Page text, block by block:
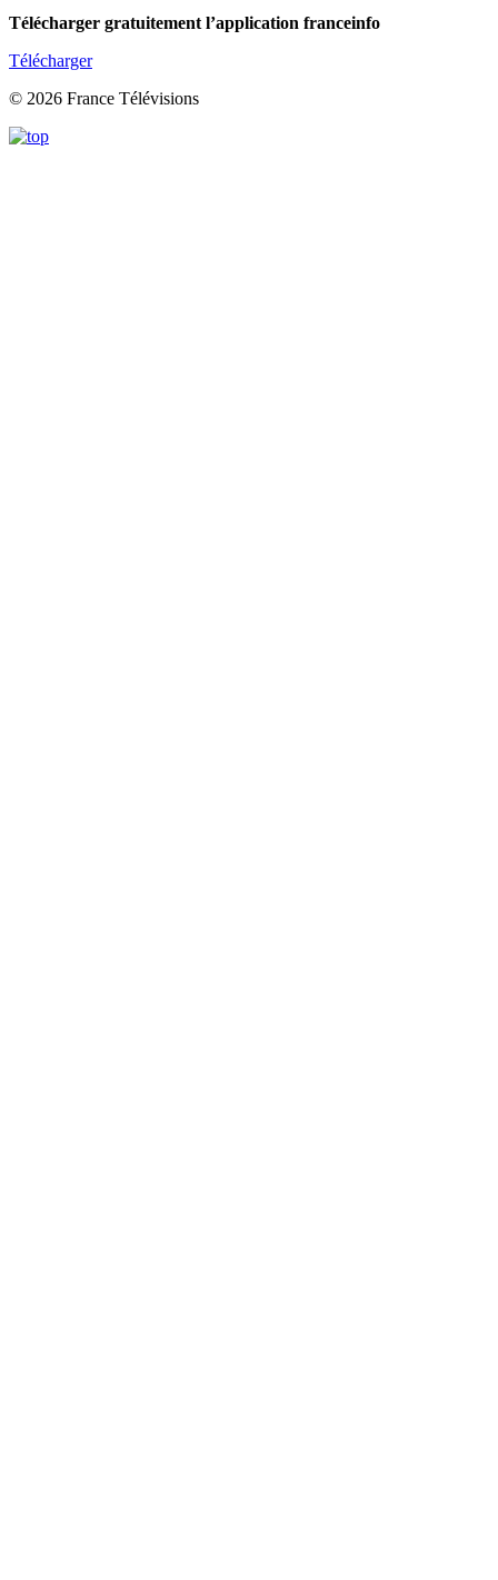
Télécharger gratuitement l’application franceinfo
Télécharger
© 2026 France Télévisions